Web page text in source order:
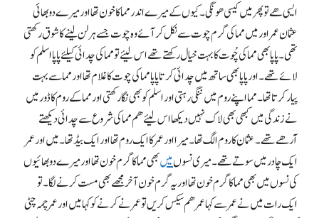
ایسی ھے تو پھر میں کیسی ھونگی۔ کیوں کے میرے اندر مما کا خون تھا اور میرے دو بھائی
عثمان عمر اور میں مما کی گرم چوت سے نکل کر آئے وہ چوت جسے ہر لن لینے کا شوق رکھتی
تھی۔ پاپا بھی مما کی چُوت کا بہت خیال رکھتے تھے اس لیئے تو مما کی چدائی کیلئے پاپا اسلم کو
لائے تھے۔ اور پاپا بھی ساتھ میں چدائی کرتا پاپا مما کی چوت کا غلام تھا اور مما سے بہت
پیار کرتا تھا۔ مما اپنے روم میں ننگی رہتی اور اسلم کو بھی نگا رکھتی اور مما کے روم کا ڈور میں
نے زندگی میں کبھی بھی لاک نہیں دیکھا اس لیئے ھم مما کی شروع سے چدائی دیکھتے
آرھے تھے۔ عثمان کا روم الگ تھا۔ میرا اور عمر کا ایک روم تھا اور ایک بیڈ تھا۔ میں اور عمر
ایک چادر میں سوتے تھے۔ میری نسوںمیںبھی مما کا گرم خون تھا اور میرے دو بھائیوں
کی نسوں میں بھی مما کا گرم خون تھا اور یہ گرم خون آخر مجھے بھی مست کرنے لگا۔ تو
ایک رات میں نے عمر سے کہا عمر ھم سیکس کریں تو عمر نے کرنے کو کہا میں اور عمر چمہ چٹی